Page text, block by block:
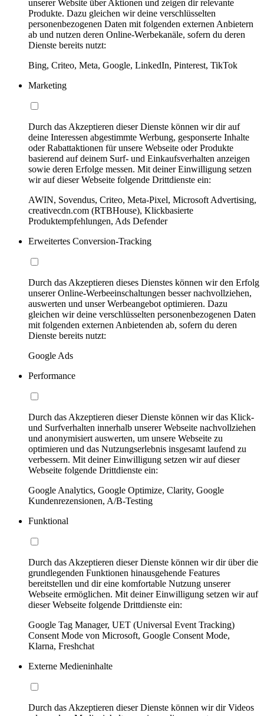
unserer Website über Aktionen und zeigen dir relevante
Produkte. Dazu gleichen wir deine verschlüsselten
personenbezogenen Daten mit folgenden externen Anbietern
ab und nutzen deren Online-Werbekanäle, sofern du deren
Dienste bereits nutzt:
Bing, Criteo, Meta, Google, LinkedIn, Pinterest, TikTok
Marketing
Durch das Akzeptieren dieser Dienste können wir dir auf
deine Interessen abgestimmte Werbung, gesponserte Inhalte
oder Rabattaktionen für unsere Webseite oder Produkte
basierend auf deinem Surf- und Einkaufsverhalten anzeigen
sowie deren Erfolge messen. Mit deiner Einwilligung setzen
wir auf dieser Webseite folgende Drittdienste ein:
AWIN, Sovendus, Criteo, Meta-Pixel, Microsoft Advertising,
creativecdn.com (RTBHouse), Klickbasierte
Produktempfehlungen, Ads Defender
Erweitertes Conversion-Tracking
Durch das Akzeptieren dieses Dienstes können wir den Erfolg
unserer Online-Werbeeinschaltungen besser nachvollziehen,
auswerten und unser Werbeangebot optimieren. Dazu
gleichen wir deine verschlüsselten personenbezogenen Daten
mit folgenden externen Anbietenden ab, sofern du deren
Dienste bereits nutzt:
Google Ads
Performance
Durch das Akzeptieren dieser Dienste können wir das Klick-
und Surfverhalten innerhalb unserer Webseite nachvollziehen
und anonymisiert auswerten, um unsere Webseite zu
optimieren und das Nutzungserlebnis insgesamt laufend zu
verbessern. Mit deiner Einwilligung setzen wir auf dieser
Webseite folgende Drittdienste ein:
Google Analytics, Google Optimize, Clarity, Google
Kundenrezensionen, A/B-Testing
Funktional
Durch das Akzeptieren dieser Dienste können wir dir über die
grundlegenden Funktionen hinausgehende Features
bereitstellen und dir eine komfortable Nutzung unserer
Webseite ermöglichen. Mit deiner Einwilligung setzen wir auf
dieser Webseite folgende Drittdienste ein:
Google Tag Manager, UET (Universal Event Tracking)
Consent Mode von Microsoft, Google Consent Mode,
Klarna, Freshchat
Externe Medieninhalte
Durch das Akzeptieren dieser Dienste können wir dir Videos